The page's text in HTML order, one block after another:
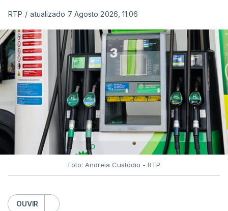
RTP / atualizado 7 Agosto 2026, 11:06
Foto: Andreia Custódio - RTP
OUVIR